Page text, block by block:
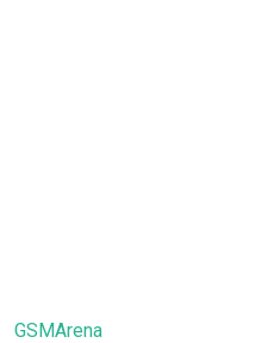
GSMArena